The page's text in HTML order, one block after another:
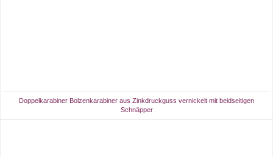
Doppelkarabiner Bolzenkarabiner aus Zinkdruckguss vernickelt mit beidseitigen
Schnäpper